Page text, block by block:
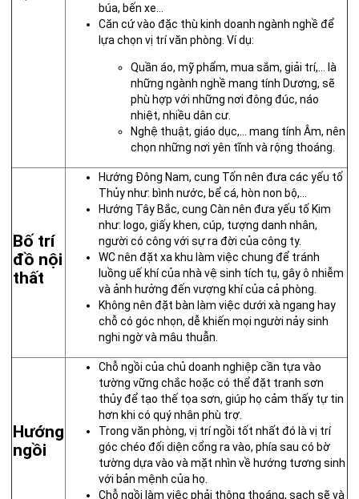
búa, bến xe…
Căn cứ vào đặc thù kinh doanh ngành nghề để
lựa chọn vị trí văn phòng. Ví dụ:
Quần áo, mỹ phẩm, mua sắm, giải trí,… là
những ngành nghề mang tính Dương, sẽ
phù hợp với những nơi đông đúc, náo
nhiệt, nhiều dân cư.
Nghệ thuật, giáo dục,… mang tính Âm, nên
chọn những nơi yên tĩnh và rộng thoáng.
Bố trí
đồ nội
thất
Hướng Đông Nam, cung Tốn nên đưa các yếu tố
Thủy như: bình nước, bể cá, hòn non bộ,…
Hướng Tây Bắc, cung Càn nên đưa yếu tố Kim
như: logo, giấy khen, cúp, tượng danh nhân,
người có công với sự ra đời của công ty.
WC nên đặt xa khu làm việc chung để tránh
luồng uế khí của nhà vệ sinh tích tụ, gây ô nhiễm
và ảnh hưởng đến vượng khí của cả phòng.
Không nên đặt bàn làm việc dưới xà ngang hay
chỗ có góc nhọn, dễ khiến mọi người nảy sinh
nghi ngờ và mâu thuẫn.
Hướng
ngồi
Chỗ ngồi của chủ doanh nghiệp cần tựa vào
tường vững chắc hoặc có thể đặt tranh sơn
thủy để tạo thế tọa sơn, giúp họ cảm thấy tự tin
hơn khi có quý nhân phù trợ.
Trong văn phòng, vị trí ngồi tốt nhất đó là vị trí
góc chéo đối diện cổng ra vào, phía sau có bờ
tường dựa vào và mặt nhìn về hướng tương sinh
với bản mệnh của họ.
Chỗ ngồi làm việc phải thông thoáng, sạch sẽ và